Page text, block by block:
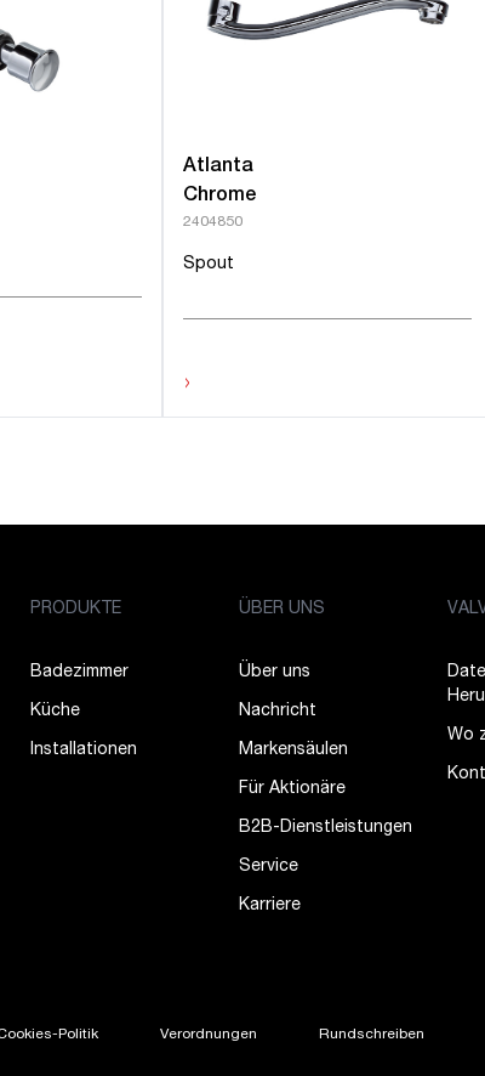
Atlanta
Chrome
2404850
Spout
›
PRODUKTE
Badezimmer
Küche
Installationen
ÜBER UNS
Über uns
Nachricht
Markensäulen
Für Aktionäre
B2B-Dienstleistungen
Service
Karriere
Wo
Politik Verordnungen Rundschreiben